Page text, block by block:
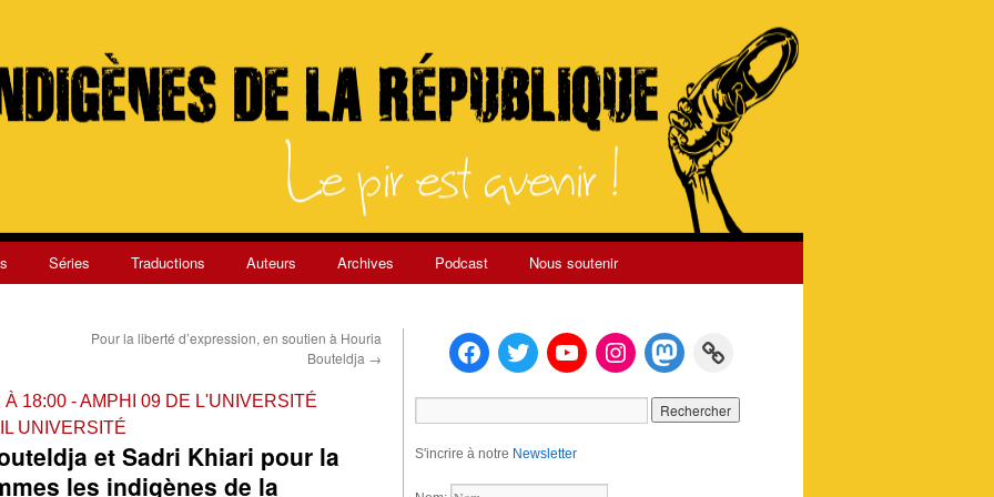
Séries Traductions Auteurs Archives Podcast Nous soutenir
Pour la liberté d’expression, en soutien à Houria
Bouteldja →
18:00 - AMPHI 09 DE L'UNIVERSITÉ
UNIVERSITÉ
et Sadri Khiari pour la
les indigènes de la
S'incrire à notre Newsletter